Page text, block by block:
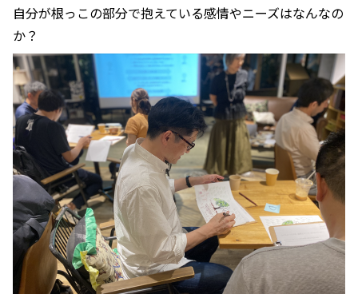
自分が根っこの部分で抱えている感情やニーズはなんなの
か？